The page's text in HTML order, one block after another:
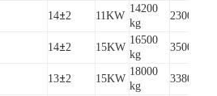
14±2 11KW
14200
kg
2300
14±2 15KW
16500
kg
3500
13±2 15KW
18000
kg
3380